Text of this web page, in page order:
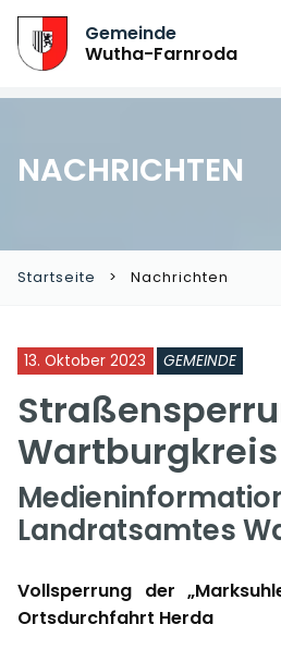
Gemeinde
Wutha-Farnroda
NACHRICHTEN
Startseite Nachrichten
13. Oktober 2023 GEMEINDE
Wartburgkreis
Landratsamtes
Vollsperrung der
Ortsdurchfahrt Herda